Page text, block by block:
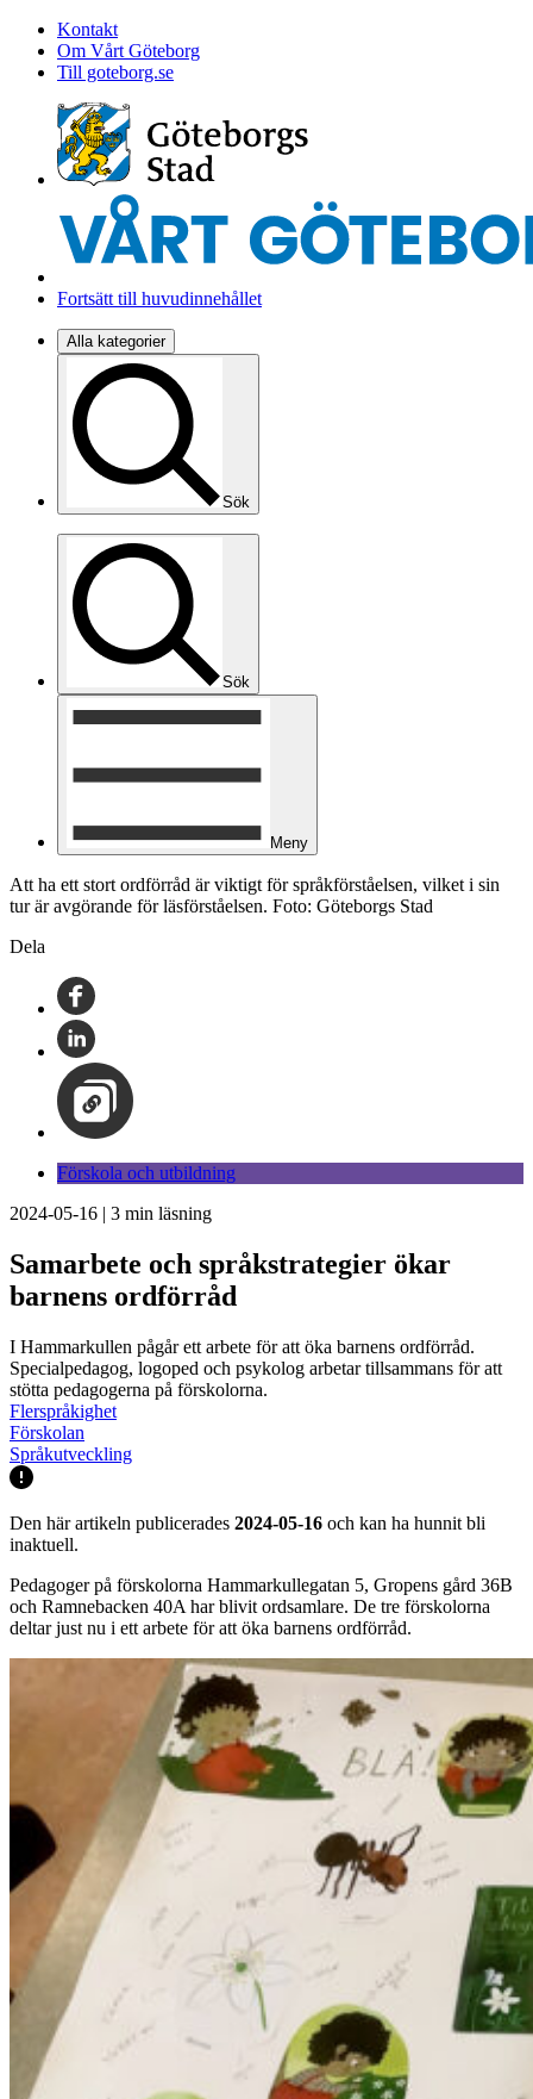
Kontakt
Om Vårt Göteborg
Till goteborg.se
Fortsätt till huvudinnehållet
Alla kategorier
Sök
Sök
Meny
Att ha ett stort ordförråd är viktigt för språkförståelsen, vilket i sin
tur är avgörande för läsförståelsen. Foto: Göteborgs Stad
Dela
Förskola och utbildning
2024-05-16 | 3 min läsning
Samarbete och språkstrategier ökar
barnens ordförråd
I Hammarkullen pågår ett arbete för att öka barnens ordförråd.
Specialpedagog, logoped och psykolog arbetar tillsammans för att
stötta pedagogerna på förskolorna.
Flerspråkighet
Förskolan
Språkutveckling
Den här artikeln publicerades 2024-05-16 och kan ha hunnit bli
inaktuell.
Pedagoger på förskolorna Hammarkullegatan 5, Gropens gård 36B
och Ramnebacken 40A har blivit ordsamlare. De tre förskolorna
deltar just nu i ett arbete för att öka barnens ordförråd.